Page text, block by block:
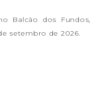
Balcão dos Fundos,
setembro de 2026.